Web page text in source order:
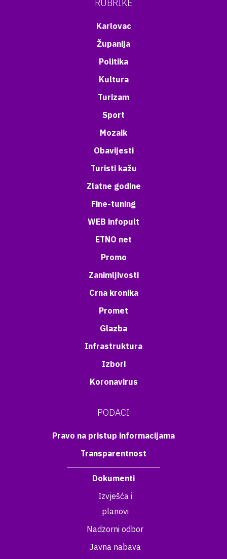
RUBRIKE
Karlovac
Županija
Politika
Kultura
Turizam
Sport
Mozaik
Obavijesti
Turisti kažu
Zlatne godine
Fine-tuning
WEB infopult
ETNO net
Promo
Zanimljivosti
Crna kronika
Promet
Glazba
Infrastruktura
Izbori
Koronavirus
PODACI
Pravo na pristup informacijama
Transparentnost
Dokumenti
Izvješća i
planovi
Nadzorni odbor
Javna nabava